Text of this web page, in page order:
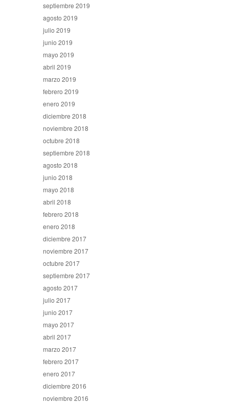
septiembre 2019
agosto 2019
julio 2019
junio 2019
mayo 2019
abril 2019
marzo 2019
febrero 2019
enero 2019
diciembre 2018
noviembre 2018
octubre 2018
septiembre 2018
agosto 2018
junio 2018
mayo 2018
abril 2018
febrero 2018
enero 2018
diciembre 2017
noviembre 2017
octubre 2017
septiembre 2017
agosto 2017
julio 2017
junio 2017
mayo 2017
abril 2017
marzo 2017
febrero 2017
enero 2017
diciembre 2016
noviembre 2016